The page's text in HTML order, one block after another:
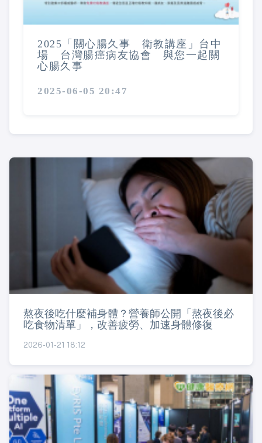
2025「關心腸久事 衛教講座」台中
場 台灣腸癌病友協會 與您一起關
心腸久事
2025-06-05 20:47
熬夜後吃什麼補身體？營養師公開「熬夜後必
吃食物清單」，改善疲勞、加速身體修復
2026-01-21 18:12